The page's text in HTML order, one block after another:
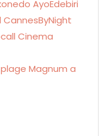
Magnum a